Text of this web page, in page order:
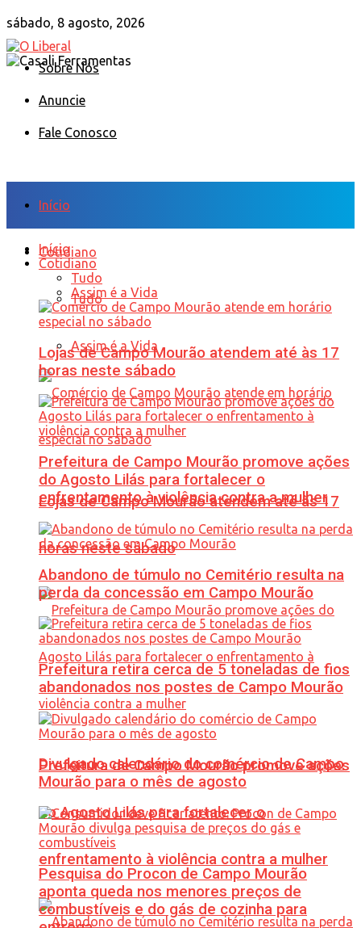
sábado, 8 agosto, 2026
Sobre Nós
Anuncie
Fale Conosco
Início
Cotidiano
Tudo
Assim é a Vida
Lojas de Campo Mourão atendem até às 17
horas neste sábado
Prefeitura de Campo Mourão promove ações
do Agosto Lilás para fortalecer o
enfrentamento à violência contra a mulher
Início
Cotidiano
Tudo
Assim é a Vida
Lojas de Campo Mourão atendem até às 17
horas neste sábado
Prefeitura de Campo Mourão promove ações
do Agosto Lilás para fortalecer o
enfrentamento à violência contra a mulher
Abandono de túmulo no Cemitério resulta na
perda da concessão em Campo Mourão
Prefeitura retira cerca de 5 toneladas de fios
abandonados nos postes de Campo Mourão
Divulgado calendário do comércio de Campo
Mourão para o mês de agosto
Pesquisa do Procon de Campo Mourão
aponta queda nos menores preços de
combustíveis e do gás de cozinha para